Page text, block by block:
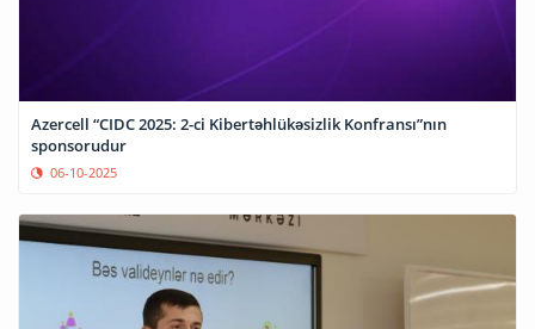
Azercell “CIDC 2025: 2-ci Kibertəhlükəsizlik Konfransı”nın
sponsorudur
06-10-2025